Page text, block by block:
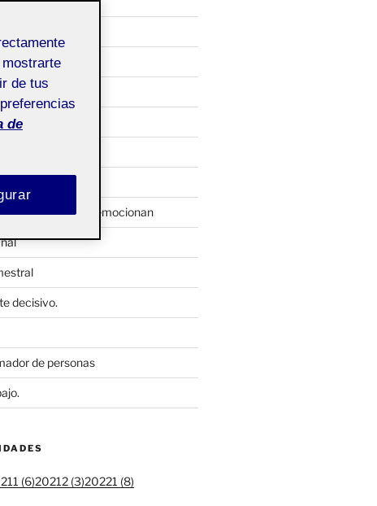
semanales
cosillas que me emocionan
decisivo.
de personas
(6)20212 (3)20221 (8)
de tus
de